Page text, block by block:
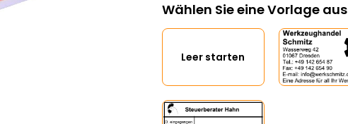
Wählen Sie eine Vorlage aus
Leer starten